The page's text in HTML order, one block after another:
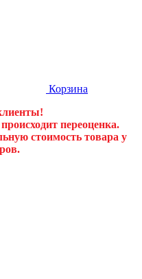
Корзина
переоценка.
стоимость товара у